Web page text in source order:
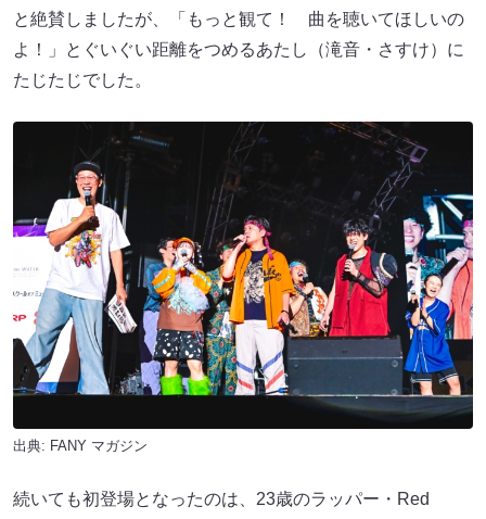
と絶賛しましたが、「もっと観て！ 曲を聴いてほしいの
よ！」とぐいぐい距離をつめるあたし（滝音・さすけ）に
たじたじでした。
出典: FANY マガジン
続いても初登場となったのは、23歳のラッパー・Red